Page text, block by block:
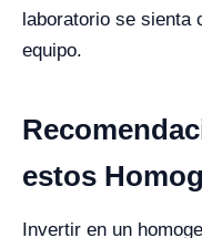
laboratorio se sienta
equipo.
estos
Invertir en un